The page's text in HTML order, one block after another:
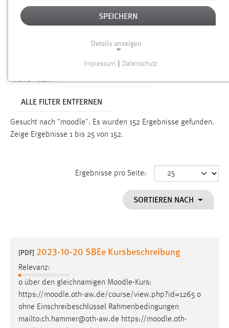
Alter
Aktive Filter:
ALLE FILTER ENTFERNEN
Gesucht nach "moodle". Es wurden 152 Ergebnisse gefunden.
Zeige Ergebnisse 1 bis 25 von 152.
Ergebnisse pro Seite:
SORTIEREN NACH
[PDF] 2023-10-20 SBEe Kursbeschreibung
Relevanz:
o über den gleichnamigen Moodle-Kurs:
https://moodle.oth-aw.de/course/view.php?id=1265 o
ohne Einschreibeschlüssel Rahmenbedingungen
mailto:ch.hammer@oth-aw.de https://moodle.oth-
SPEICHERN
Details anzeigen
Funktionen und sind für die einwandfreie Funktion der
Einverständnis
cookie_consent
Dieser Cookie speichert die ausgewählten Einverständnis-
Performance
Name:
Zweck:
Impressum Datenschutz